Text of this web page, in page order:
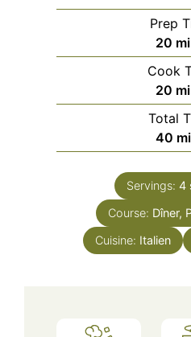
Prep
20
Cook
20
Total
40
Servings: 4
Course: Dîner,
Cuisine: Italien